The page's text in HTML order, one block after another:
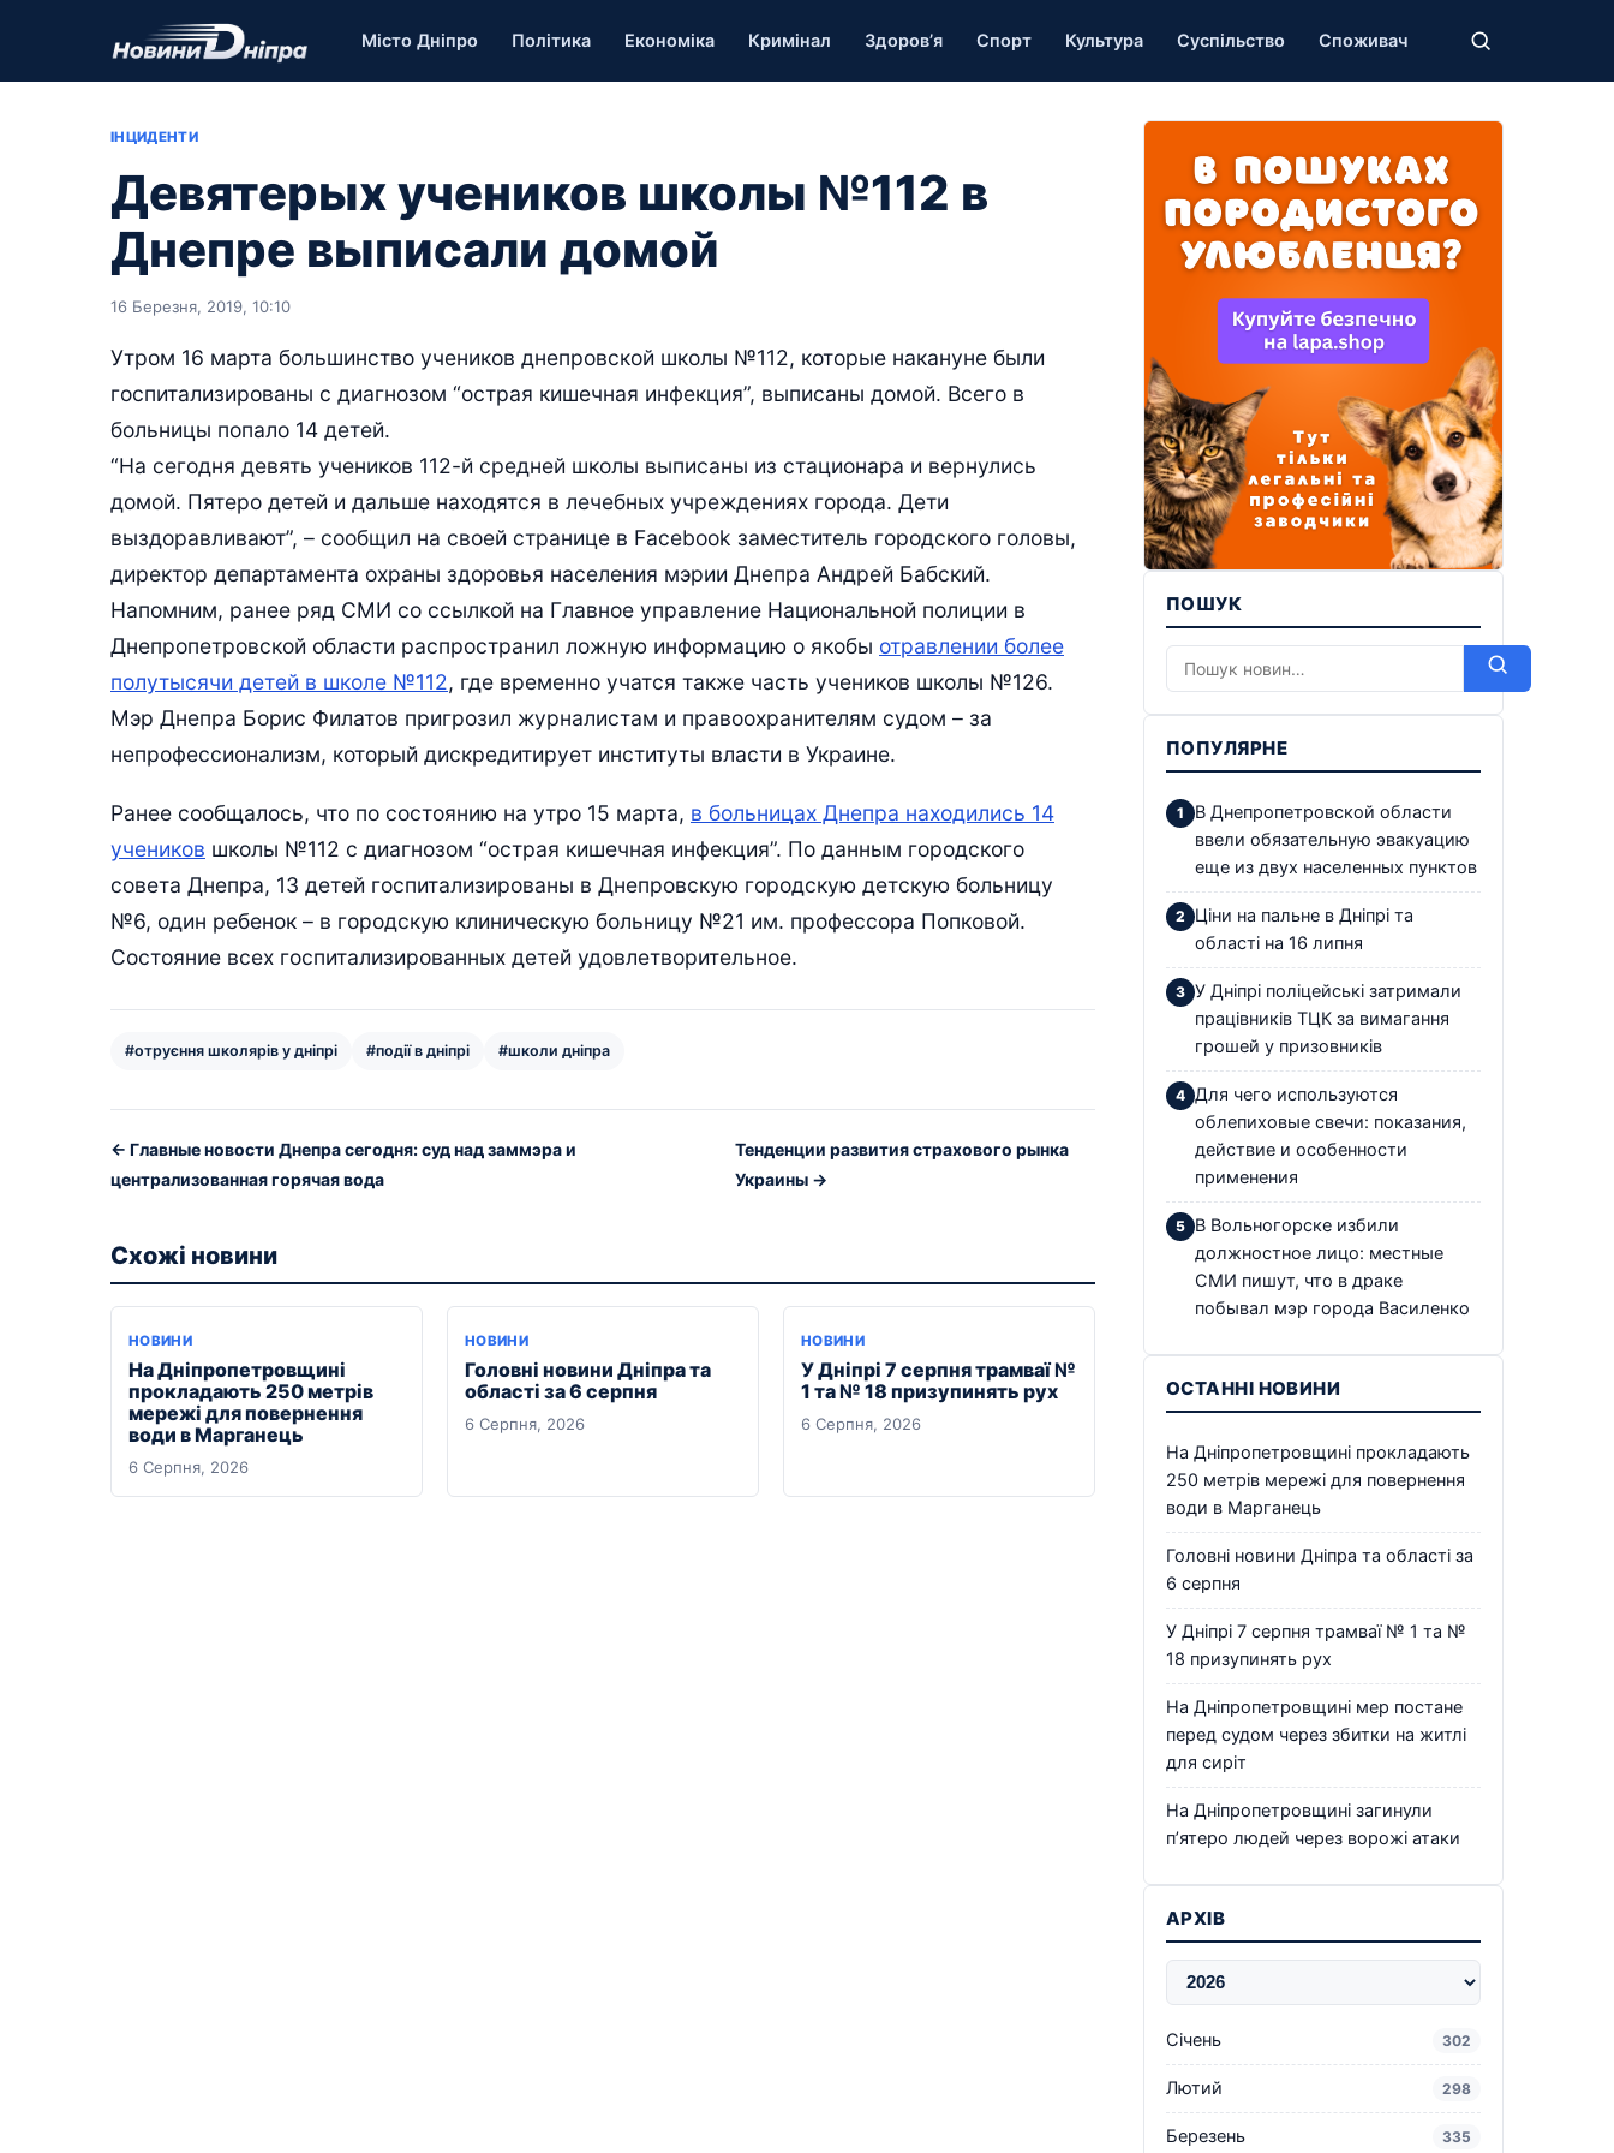
Місто Дніпро Політика Економіка Кримінал Здоров’я Спорт Культура Суспільство Споживач
ІНЦИДЕНТИ
Девятерых учеников школы №112 в
Днепре выписали домой
16 Березня, 2019, 10:10
Утром 16 марта большинство учеников днепровской школы №112, которые накануне были
госпитализированы с диагнозом “острая кишечная инфекция”, выписаны домой. Всего в
больницы попало 14 детей.
“На сегодня девять учеников 112-й средней школы выписаны из стационара и вернулись
домой. Пятеро детей и дальше находятся в лечебных учреждениях города. Дети
выздоравливают”, – сообщил на своей странице в Facebook заместитель городского головы,
директор департамента охраны здоровья населения мэрии Днепра Андрей Бабский.
Напомним, ранее ряд СМИ со ссылкой на Главное управление Национальной полиции в
Днепропетровской области распространил ложную информацию о якобы отравлении более
полутысячи детей в школе №112, где временно учатся также часть учеников школы №126.
Мэр Днепра Борис Филатов пригрозил журналистам и правоохранителям судом – за
непрофессионализм, который дискредитирует институты власти в Украине.
Ранее сообщалось, что по состоянию на утро 15 марта, в больницах Днепра находились 14
учеников школы №112 с диагнозом “острая кишечная инфекция”. По данным городского
совета Днепра, 13 детей госпитализированы в Днепровскую городскую детскую больницу
№6, один ребенок – в городскую клиническую больницу №21 им. профессора Попковой.
Состояние всех госпитализированных детей удовлетворительное.
#отруєння школярів у дніпрі #події в дніпрі #школи дніпра
← Главные новости Днепра сегодня: суд над заммэра и
централизованная горячая вода
Тенденции развития страхового рынка
Украины →
Схожі новини
НОВИНИ
На Дніпропетровщині
прокладають 250 метрів
мережі для повернення
води в Марганець
6 Серпня, 2026
НОВИНИ
Головні новини Дніпра та
області за 6 серпня
6 Серпня, 2026
НОВИНИ
У Дніпрі 7 серпня трамваї №
1 та № 18 призупинять рух
6 Серпня, 2026
ПОШУК
ПОПУЛЯРНЕ
В Днепропетровской области
ввели обязательную эвакуацию
еще из двух населенных пунктов
Ціни на пальне в Дніпрі та
області на 16 липня
У Дніпрі поліцейські затримали
працівників ТЦК за вимагання
грошей у призовників
Для чего используются
облепиховые свечи: показания,
действие и особенности
применения
В Вольногорске избили
должностное лицо: местные
СМИ пишут, что в драке
побывал мэр города Василенко
ОСТАННІ НОВИНИ
На Дніпропетровщині прокладають
250 метрів мережі для повернення
води в Марганець
Головні новини Дніпра та області за
6 серпня
У Дніпрі 7 серпня трамваї № 1 та №
18 призупинять рух
На Дніпропетровщині мер постане
перед судом через збитки на житлі
для сиріт
На Дніпропетровщині загинули
п’ятеро людей через ворожі атаки
АРХІВ
Січень 302
Лютий 298
Березень 335